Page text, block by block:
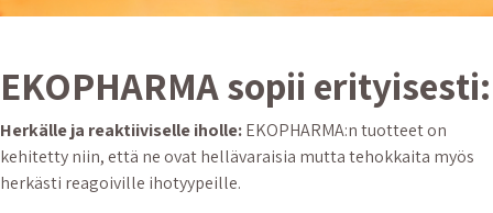
EKOPHARMA sopii erityisesti:
Herkälle ja reaktiiviselle iholle:EKOPHARMA:n tuotteet on
kehitetty niin, että ne ovat hellävaraisia mutta tehokkaita myös
herkästi reagoiville ihotyypeille.